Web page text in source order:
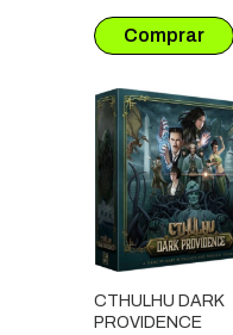
CTHULHU DARK
PROVIDENCE